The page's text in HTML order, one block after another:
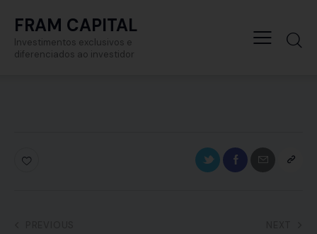
FRAM CAPITAL
Investimentos exclusivos e
diferenciados ao investidor